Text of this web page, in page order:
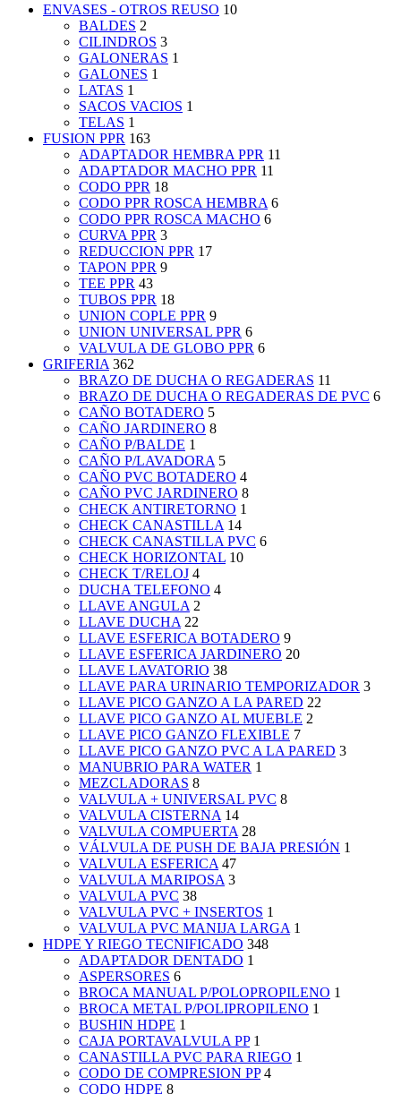
ENVASES - OTROS REUSO 10
BALDES 2
CILINDROS 3
GALONERAS 1
GALONES 1
LATAS 1
SACOS VACIOS 1
TELAS 1
FUSION PPR 163
ADAPTADOR HEMBRA PPR 11
ADAPTADOR MACHO PPR 11
CODO PPR 18
CODO PPR ROSCA HEMBRA 6
CODO PPR ROSCA MACHO 6
CURVA PPR 3
REDUCCION PPR 17
TAPON PPR 9
TEE PPR 43
TUBOS PPR 18
UNION COPLE PPR 9
UNION UNIVERSAL PPR 6
VALVULA DE GLOBO PPR 6
GRIFERIA 362
BRAZO DE DUCHA O REGADERAS 11
BRAZO DE DUCHA O REGADERAS DE PVC 6
CAÑO BOTADERO 5
CAÑO JARDINERO 8
CAÑO P/BALDE 1
CAÑO P/LAVADORA 5
CAÑO PVC BOTADERO 4
CAÑO PVC JARDINERO 8
CHECK ANTIRETORNO 1
CHECK CANASTILLA 14
CHECK CANASTILLA PVC 6
CHECK HORIZONTAL 10
CHECK T/RELOJ 4
DUCHA TELEFONO 4
LLAVE ANGULA 2
LLAVE DUCHA 22
LLAVE ESFERICA BOTADERO 9
LLAVE ESFERICA JARDINERO 20
LLAVE LAVATORIO 38
LLAVE PARA URINARIO TEMPORIZADOR 3
LLAVE PICO GANZO A LA PARED 22
LLAVE PICO GANZO AL MUEBLE 2
LLAVE PICO GANZO FLEXIBLE 7
LLAVE PICO GANZO PVC A LA PARED 3
MANUBRIO PARA WATER 1
MEZCLADORAS 8
VALVULA + UNIVERSAL PVC 8
VALVULA CISTERNA 14
VALVULA COMPUERTA 28
VÁLVULA DE PUSH DE BAJA PRESIÓN 1
VALVULA ESFERICA 47
VALVULA MARIPOSA 3
VALVULA PVC 38
VALVULA PVC + INSERTOS 1
VALVULA PVC MANIJA LARGA 1
HDPE Y RIEGO TECNIFICADO 348
ADAPTADOR DENTADO 1
ASPERSORES 6
BROCA MANUAL P/POLOPROPILENO 1
BROCA METAL P/POLIPROPILENO 1
BUSHIN HDPE 1
CAJA PORTAVALVULA PP 1
CANASTILLA PVC PARA RIEGO 1
CODO DE COMPRESION PP 4
CODO HDPE 8